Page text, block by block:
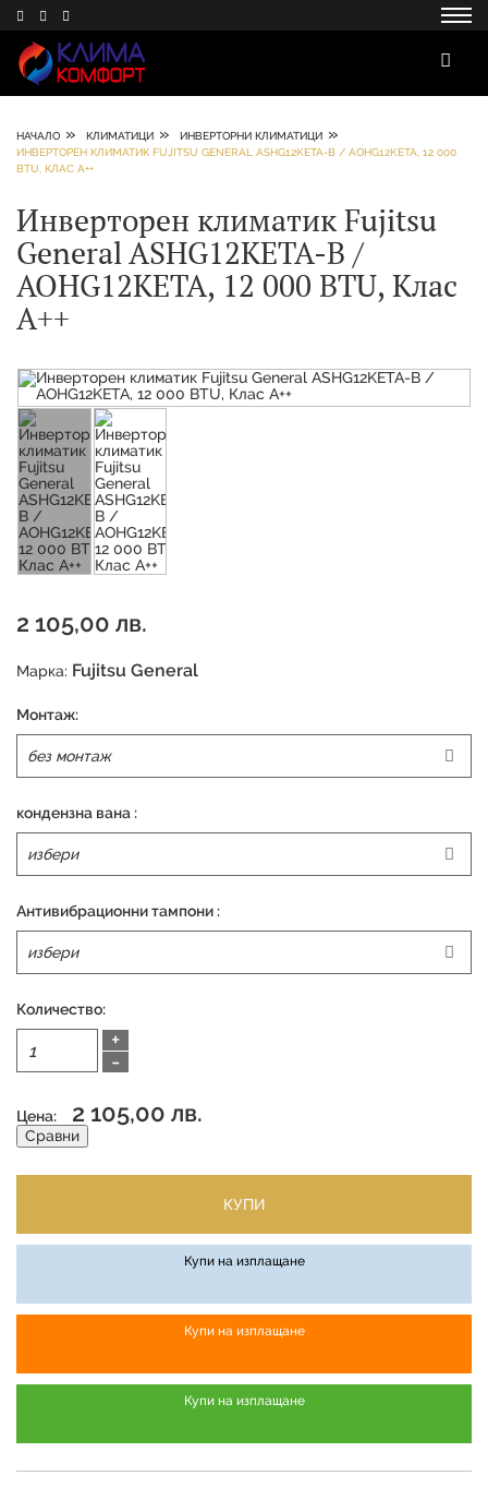
НАЧАЛО » КЛИМАТИЦИ » ИНВЕРТОРНИ КЛИМАТИЦИ »
ИНВЕРТОРЕН КЛИМАТИК FUJITSU GENERAL ASHG12KETA-B / AOHG12KETA, 12 000
BTU, КЛАС А++
Инверторен климатик Fujitsu
General ASHG12KETA-B /
AOHG12KETA, 12 000 BTU, Клас
А++
2 105,00 лв.
Марка: Fujitsu General
Монтаж:
кондензна вана :
Антивибрационни тампони :
Количество:
+
-
Цена: 2 105,00 лв.
Сравни
КУПИ
Купи на изплащане
Купи на изплащане
Купи на изплащане